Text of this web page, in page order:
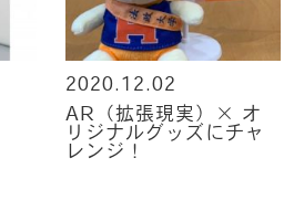
2020.12.02
AR（拡張現実）× オ
リジナルグッズにチャ
レンジ！